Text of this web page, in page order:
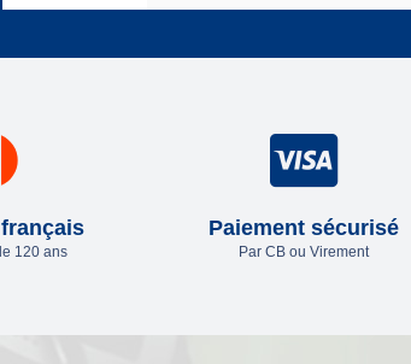
120 ans
Paiement sécurisé
Par CB ou Virement